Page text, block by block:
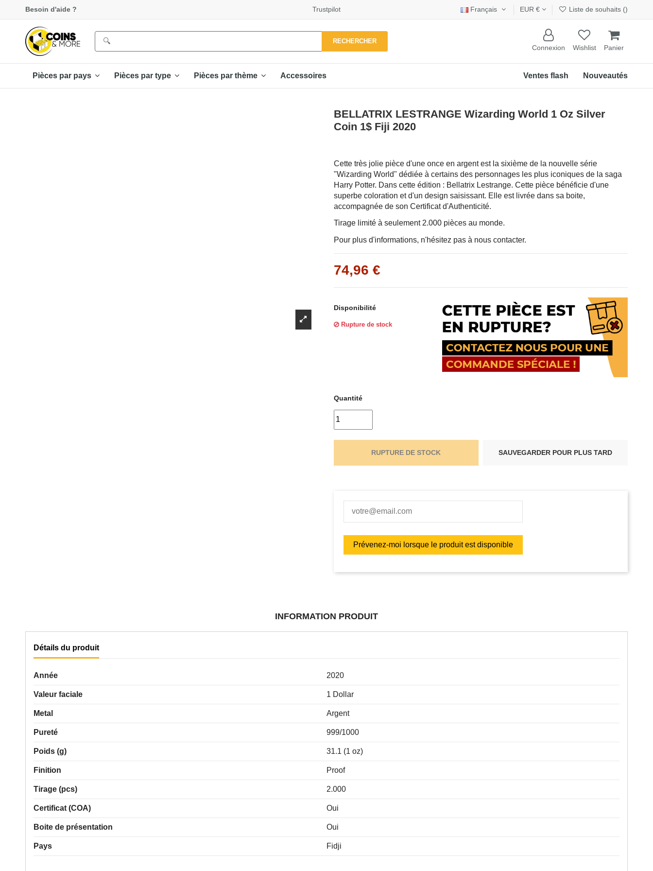
Γ
Besoin d'aide ? Trustpilot Français EUR € Liste de souhaits ()
RECHERCHER
Connexion Wishlist Panier
Pièces par pays Pièces par type Pièces par thème Accessoires Nouveautés
Ventes flash
BELLATRIX LESTRANGE Wizarding World 1 Oz Silver
Coin 1$ Fiji 2020
Cette très jolie pièce d'une once en argent est la sixième de la nouvelle série
"Wizarding World" dédiée à certains des personnages les plus iconiques de la saga
Harry Potter. Dans cette édition : Bellatrix Lestrange. Cette pièce bénéficie d'une
superbe coloration et d'un design saisissant. Elle est livrée dans sa boite,
accompagnée de son Certificat d'Authenticité.
Tirage limité à seulement 2.000 pièces au monde.
Pour plus d'informations, n'hésitez pas à nous contacter.
74,96 €
Disponibilité
Rupture de stock
Quantité
RUPTURE DE STOCK SAUVEGARDER POUR PLUS TARD
INFORMATION PRODUIT
Détails du produit
Année 2020
Valeur faciale 1 Dollar
Metal Argent
Pureté 999/1000
Poids (g) 31.1 (1 oz)
Finition Proof
Tirage (pcs) 2.000
Certificat (COA) Oui
Boite de présentation Oui
Pays Fidji